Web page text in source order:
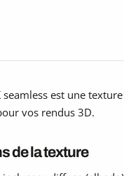
est une
vos rendus 3D.
de la texture